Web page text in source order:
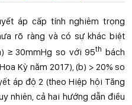
áp cấp tính nghiêm trọng
rõ ràng và có sự khác biệt
≥ 30mmHg so với 95th bách
Kỳ năm 2017), (b) > 20% so
áp độ 2 (theo Hiệp hội Tăng
nhiên, cả hai hướng dẫn điều